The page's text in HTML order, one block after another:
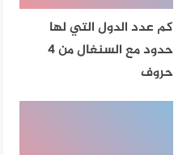
كم عدد الدول التي لها
حدود مع السنغال من ٤
حروف